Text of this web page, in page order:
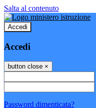
Salta al contenuto
Accedi
Accedi
button close ×
Password dimenticata?